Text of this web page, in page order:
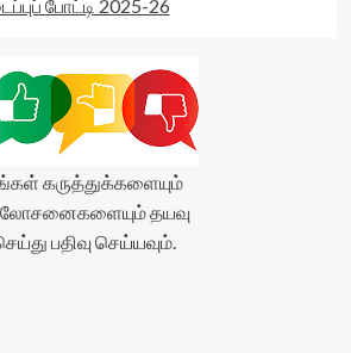
போட்டி 2025-26
கருத்துக்களையும்
தயவு
பதிவு செய்யவும்.